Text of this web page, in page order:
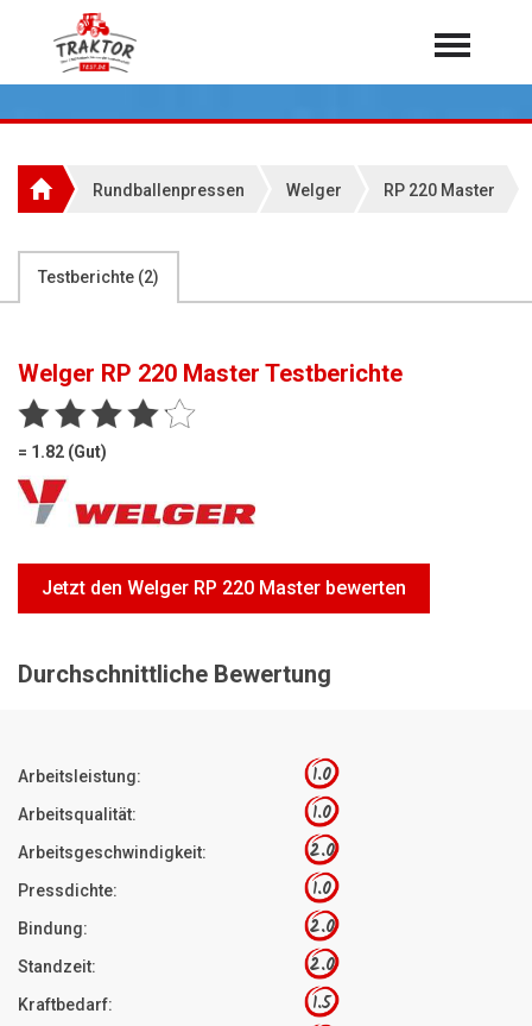
Home
Rundballenpressen
Teleskoplader
Rasentraktoren
Hoflader
Jetzt Bewerten
Über 7.000 Testberichte
Rundballenpressen Welger RP 220 Master
Testberichte (2)
Welger RP 220 Master Testberichte
= 1.82 (Gut)
Jetzt den Welger RP 220 Master bewerten
Durchschnittliche Bewertung
Arbeitsleistung: 1.0
Arbeitsqualität: 1.0
Arbeitsgeschwindigkeit: 2.0
Pressdichte: 1.0
Bindung: 2.0
Standzeit: 2.0
Kraftbedarf: 1.5